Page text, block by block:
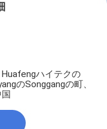
ハイテクの
のSonggangの町、